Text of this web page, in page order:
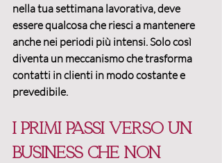
nella tua settimana lavorativa, deve
essere qualcosa che riesci a mantenere
anche nei periodi più intensi. Solo così
diventa un meccanismo che trasforma
contatti in clienti in modo costante e
prevedibile.
I primi passi verso un
business che non